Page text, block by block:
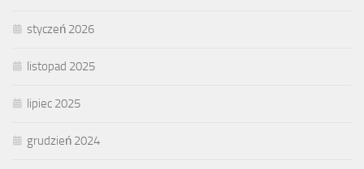
styczeń 2026
listopad 2025
lipiec 2025
grudzień 2024